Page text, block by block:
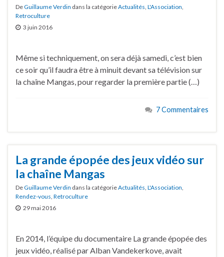
DeGuillaume Verdin dans la catégorieActualités L'Association
Retroculture
3 juin 2016
Même si techniquement, on sera déjà samedi, c’est bien
ce soir qu’il faudra être à minuit devant sa télévision sur
la chaîne Mangas, pour regarder la première partie (…)
7 Commentaires
La grande épopée des jeux vidéo sur
la chaîne Mangas
DeGuillaume Verdin dans la catégorieActualités, L'Association,
Rendez-vous, Retroculture
29 mai 2016
En 2014, l’équipe du documentaire La grande épopée des
jeux vidéo, réalisé par Alban Vandekerkove, avait